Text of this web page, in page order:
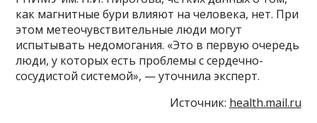
как магнитные бури влияют на человека, нет. При
этом метеочувствительные люди могут
испытывать недомогания. «Это в первую очередь
люди, у которых есть проблемы с сердечно-
сосудистой системой», — уточнила эксперт.
Источник: health.mail.ru